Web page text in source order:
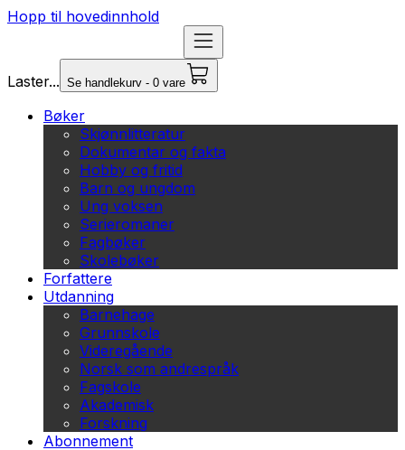
Hopp til hovedinnhold
Laster... Se handlekurv - 0 vare
Bøker
Skjønnlitteratur
Dokumentar og fakta
Hobby og fritid
Barn og ungdom
Ung voksen
Serieromaner
Fagbøker
Skolebøker
Forfattere
Utdanning
Barnehage
Grunnskole
Videregående
Norsk som andrespråk
Fagskole
Akademisk
Forskning
Abonnement